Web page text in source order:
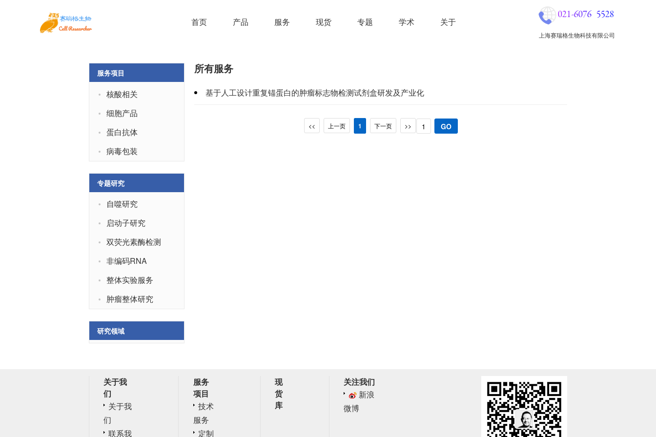
首页 产品 服务 现货 专题 学术 关于
上海赛瑞格生物科技有限公司
服务项目
核酸相关
细胞产品
蛋白抗体
病毒包装
专题研究
自噬研究
启动子研究
双荧光素酶检测
非编码RNA
整体实验服务
肿瘤整体研究
研究领域
所有服务
基于人工设计重复锚蛋白的肿瘤标志物检测试剂盒研发及产业化
<< 上一页 1 下一页 >>
关于我
们
关于我
们
联系我
服务
项目
技术
服务
定制
现
货
库
关注我们
新浪
微博